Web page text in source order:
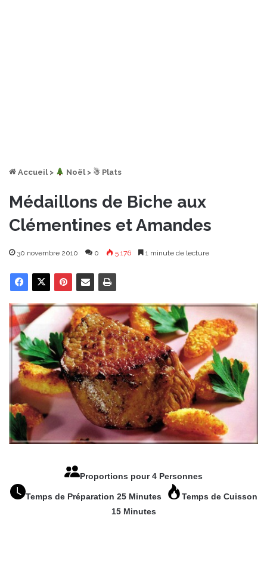
Accueil > ︎ Noël > ☃ Plats
Médaillons de Biche aux
Clémentines et Amandes
30 novembre 2010 0 5 176 1 minute de lecture
Proportions pour 4 Personnes
Temps de Préparation 25 Minutes
Temps de Cuisson
15 Minutes